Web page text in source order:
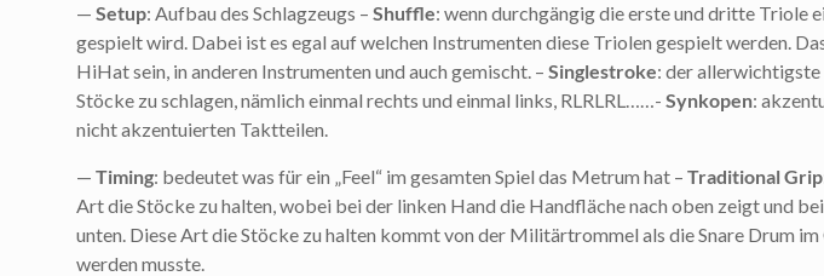
— Setup: Aufbau des Schlagzeugs – Shuffle: wenn durchgängig die erste und dritte Triole
gespielt wird. Dabei ist es egal auf welchen Instrumenten diese Triolen gespielt werden.
HiHat sein, in anderen Instrumenten und auch gemischt. – Singlestroke: der
Stöcke zu schlagen, nämlich einmal rechts und einmal links, RLRLRL……- Synkopen:
nicht akzentuierten Taktteilen.
— Timing: bedeutet was für ein „Feel“ im gesamten Spiel das Metrum hat – Traditional Grip
Art die Stöcke zu halten, wobei bei der linken Hand die Handfläche nach oben zeigt und
unten. Diese Art die Stöcke zu halten kommt von der Militärtrommel als die Snare Drum im
werden musste.